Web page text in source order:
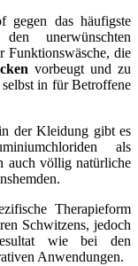
gegen das häufigste
unerwünschten
Funktionswäsche, die
vorbeugt und zu
in für Betroffene
der Kleidung gibt es
als
auch völlig natürliche
Therapieform
Schwitzens, jedoch
wie bei den
Anwendungen.